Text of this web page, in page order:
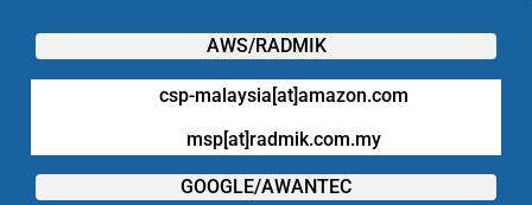
AWS/RADMIK
csp-malaysia[at]amazon.com
msp[at]radmik.com.my
GOOGLE/AWANTEC